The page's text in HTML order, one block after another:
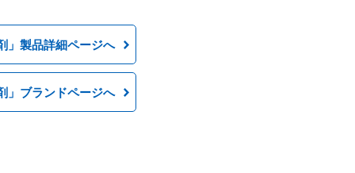
」製品詳細ページへ
」ブランドページへ